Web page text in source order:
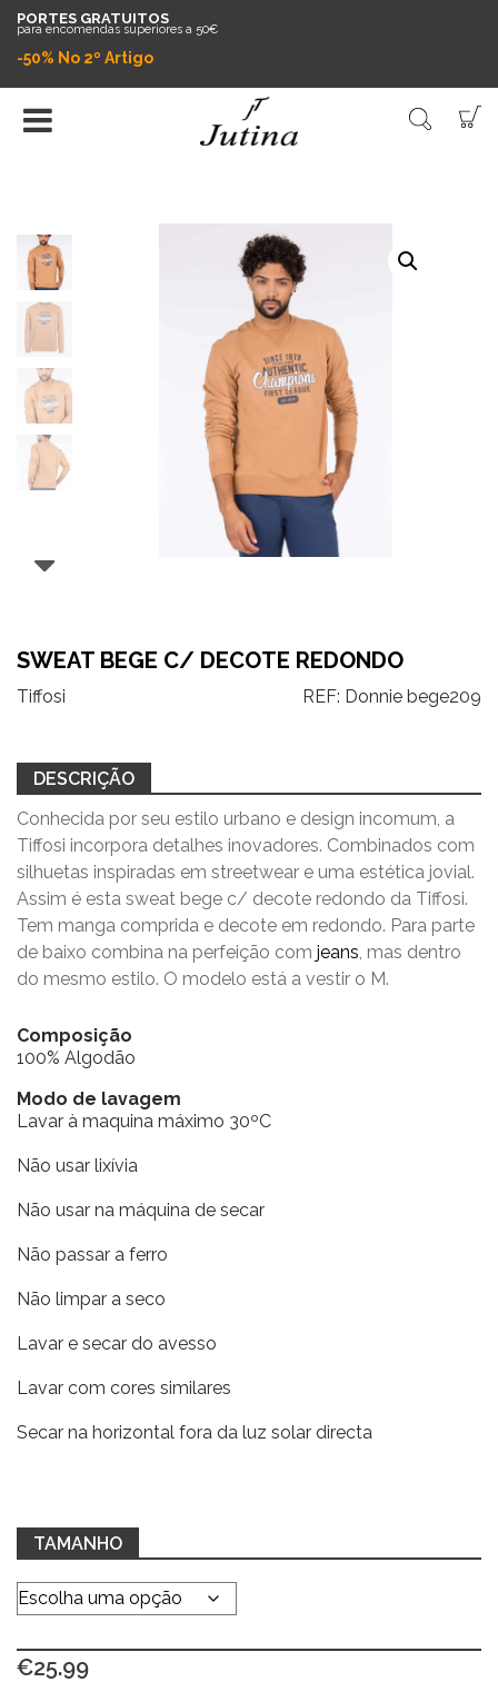
PORTES GRATUITOS
para encomendas superiores a 50€
-50% No 2º Artigo
SWEAT BEGE C/ DECOTE REDONDO
Tiffosi REF: Donnie bege209
DESCRIÇÃO
Conhecida por seu estilo urbano e design incomum, a
Tiffosi incorpora detalhes inovadores. Combinados com
silhuetas inspiradas em streetwear e uma estética jovial.
Assim é esta sweat bege c/ decote redondo da Tiffosi.
Tem manga comprida e decote em redondo. Para parte
de baixo combina na perfeição com jeans, mas dentro
do mesmo estilo. O modelo está a vestir o M.
Composição
100% Algodão
Modo de lavagem
Lavar à maquina máximo 30ºC
Não usar lixívia
Não usar na máquina de secar
Não passar a ferro
Não limpar a seco
Lavar e secar do avesso
Lavar com cores similares
Secar na horizontal fora da luz solar directa
TAMANHO
€25.99